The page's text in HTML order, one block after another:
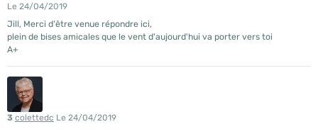
Le 24/04/2019
Jill, Merci d'être venue répondre ici,
plein de bises amicales que le vent d'aujourd'hui va porter vers toi
A+
3 colettedc Le 24/04/2019